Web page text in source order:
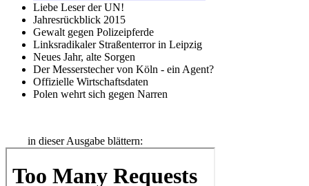
Liebe Leser der UN!
Jahresrückblick 2015
Gewalt gegen Polizeipferde
Linksradikaler Straßenterror in Leipzig
Neues Jahr, alte Sorgen
Der Messerstecher von Köln - ein Agent?
Offizielle Wirtschaftsdaten
Polen wehrt sich gegen Narren
in dieser Ausgabe blättern: